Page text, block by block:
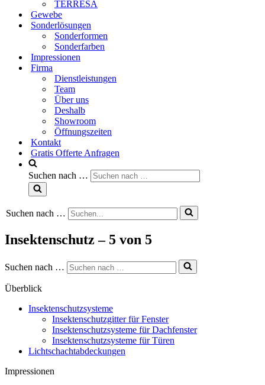
TERRESA
Gewebe
Sonderlösungen
Sonderformen
Sonderfarben
Impressionen
Firma
Dienstleistungen
Team
Über uns
Deshalb
Showroom
Öffnungszeiten
Kontakt
Gratis Offerte Anfragen
Suchen nach …
Suchen nach …
Insektenschutz – 5 von 5
Suchen nach …
Überblick
Insektenschutzsysteme
Insektenschutzgitter für Fenster
Insektenschutzsysteme für Dachfenster
Insektenschutzsysteme für Türen
Lichtschachtabdeckungen
Impressionen